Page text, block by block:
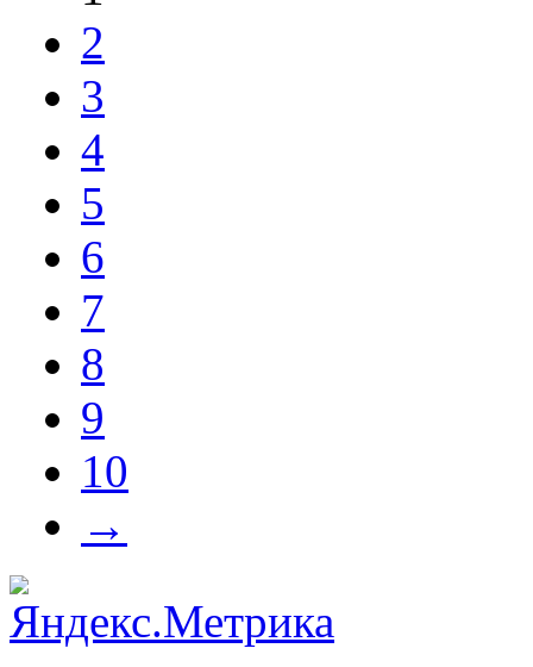
2
3
4
5
6
7
8
9
10
→